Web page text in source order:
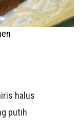
halus
putih